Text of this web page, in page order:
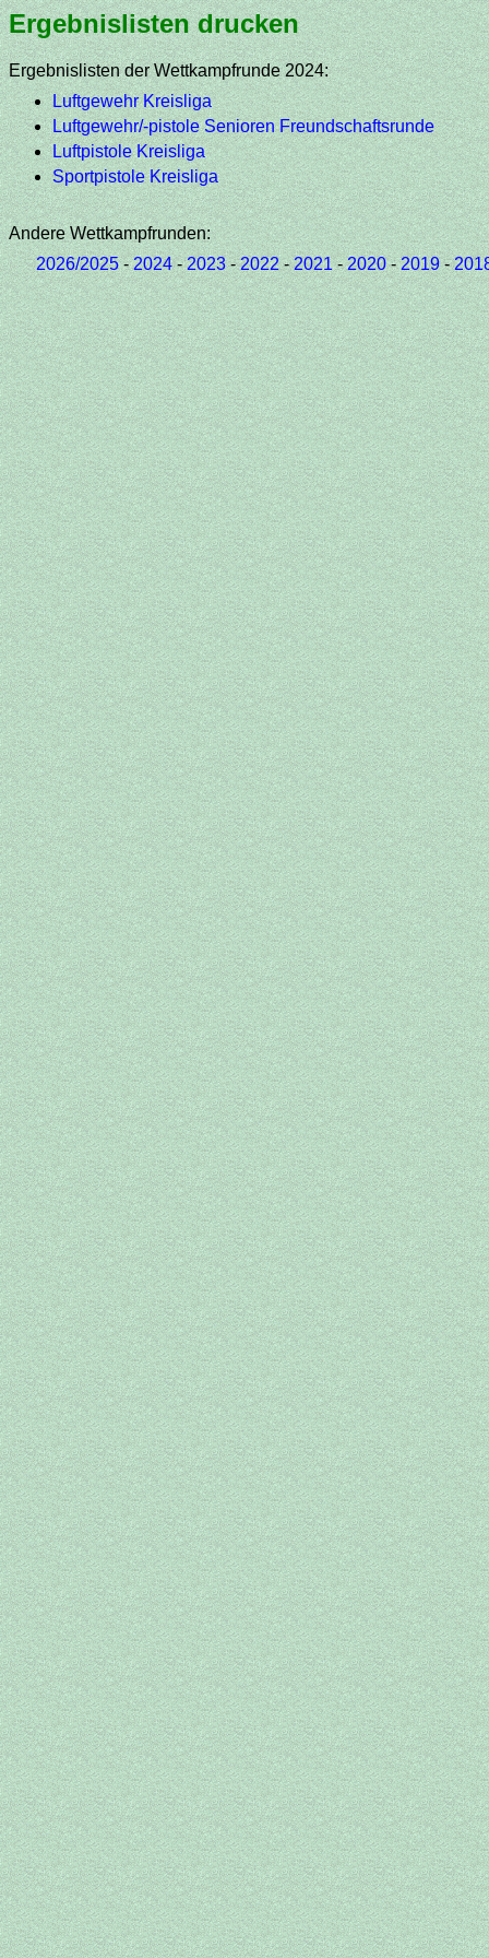
Ergebnislisten drucken
Ergebnislisten der Wettkampfrunde 2024:
Luftgewehr Kreisliga
Luftgewehr/-pistole Senioren Freundschaftsrunde
Luftpistole Kreisliga
Sportpistole Kreisliga
Andere Wettkampfrunden:
2026/2025-2024-2023-2022-2021-2020-2019-